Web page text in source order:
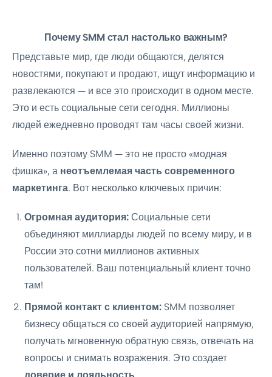
Почему SMM стал настолько важным?
Представьте мир, где люди общаются, делятся
новостями, покупают и продают, ищут информацию и
развлекаются — и все это происходит в одном месте.
Это и есть социальные сети сегодня. Миллионы
людей ежедневно проводят там часы своей жизни.
Именно поэтому SMM — это не просто «модная
фишка», а неотъемлемая часть современного
маркетинга. Вот несколько ключевых причин:
Огромная аудитория: Социальные сети
объединяют миллиарды людей по всему миру, и в
России это сотни миллионов активных
пользователей. Ваш потенциальный клиент точно
там!
Прямой контакт с клиентом: SMM позволяет
бизнесу общаться со своей аудиторией напрямую,
получать мгновенную обратную связь, отвечать на
вопросы и снимать возражения. Это создает